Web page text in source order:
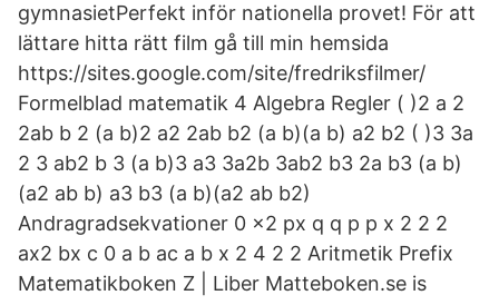
gymnasietPerfekt inför nationella provet! För att
lättare hitta rätt film gå till min hemsida
https://sites.google.com/site/fredriksfilmer/
Formelblad matematik 4 Algebra Regler ( )2 a 2
2ab b 2 (a b)2 a2 2ab b2 (a b)(a b) a2 b2 ( )3 3a
2 3 ab2 b 3 (a b)3 a3 3a2b 3ab2 b3 2a b3 (a b)
(a2 ab b) a3 b3 (a b)(a2 ab b2)
Andragradsekvationer 0 x2 px q q p p x 2 2 2
ax2 bx c 0 a b ac a b x 2 4 2 2 Aritmetik Prefix
Matematikboken Z | Liber Matteboken.se is